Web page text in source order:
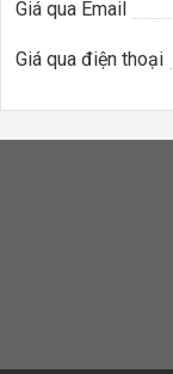
Giá qua Email
Giá qua điện thoại